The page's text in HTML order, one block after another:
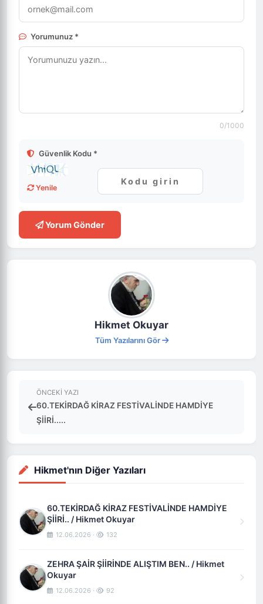
Yorumunuz *
0/1000
Güvenlik Kodu *
Yenile
Yorum Gönder
Hikmet Okuyar
Tüm Yazılarını Gör
ÖNCEKI YAZI
60.TEKİRDAĞ KİRAZ FESTİVALİNDE HAMDİYE
ŞİİRİ.....
Hikmet'nın Diğer Yazıları
60.TEKİRDAĞ KİRAZ FESTİVALİNDE HAMDİYE
ŞİİRİ.. / Hikmet Okuyar
12.06.2026 · 132
ZEHRA ŞAİR ŞİİRİNDE ALIŞTIM BEN.. / Hikmet
Okuyar
12.06.2026 · 92